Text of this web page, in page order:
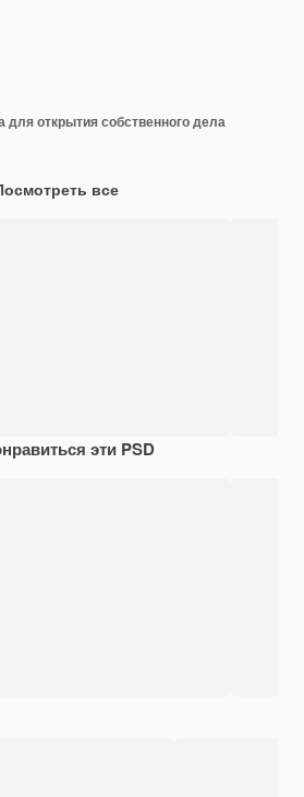
для открытия собственного дела
все
эти PSD